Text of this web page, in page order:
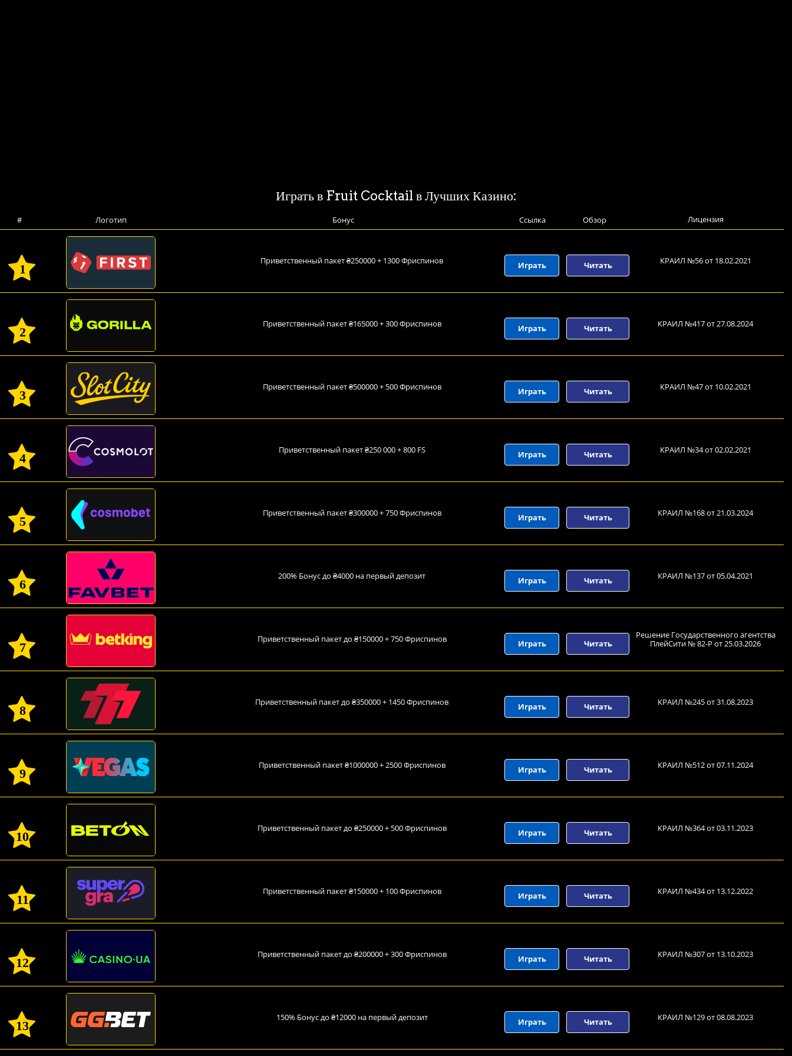
Играть в Fruit Cocktail в Лучших Казино:
# Логотип Бонус Ссылка Обзор Лицензия
1
Приветственный пакет ₴250000 + 1300 Фриспинов Играть Читать КРАИЛ №56 от 18.02.2021
2
Приветственный пакет ₴165000 + 300 Фриспинов Играть Читать КРАИЛ №417 от 27.08.2024
3
Приветственный пакет ₴500000 + 500 Фриспинов Играть Читать КРАИЛ №47 от 10.02.2021
4
Приветственный пакет ₴250 000 + 800 FS Играть Читать КРАИЛ №34 от 02.02.2021
5
Приветственный пакет ₴300000 + 750 Фриспинов Играть Читать КРАИЛ №168 от 21.03.2024
6
200% Бонус до ₴4000 на первый депозит Играть Читать КРАИЛ №137 от 05.04.2021
7
Приветственный пакет до ₴150000 + 750 Фриспинов Играть Читать
Решение Государственного агентства
ПлейСити № 82-Р от 25.03.2026
8
Приветственный пакет до ₴350000 + 1450 Фриспинов Играть Читать КРАИЛ №245 от 31.08.2023
9
Приветственный пакет ₴1000000 + 2500 Фриспинов Играть Читать КРАИЛ №512 от 07.11.2024
10
Приветственный пакет до ₴250000 + 500 Фриспинов Играть Читать КРАИЛ №364 от 03.11.2023
11
Приветственный пакет ₴150000 + 100 Фриспинов Играть Читать КРАИЛ №434 от 13.12.2022
12
Приветственный пакет до ₴200000 + 300 Фриспинов Играть Читать КРАИЛ №307 от 13.10.2023
13
150% Бонус до ₴12000 на первый депозит Играть Читать КРАИЛ №129 от 08.08.2023